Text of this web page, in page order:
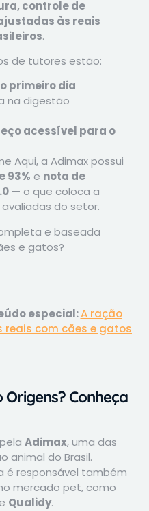
controle de
às reais
.
de tutores estão:
primeiro dia
na digestão
acessível para o
Aqui, a Adimax possui
93% e nota de
— o que coloca a
do setor.
e baseada
e gatos?
especial:A ração
reais com cães e gatos
Conheça
Adimax, uma das
animal do Brasil.
é responsável também
mercado pet, como
e Qualidy.